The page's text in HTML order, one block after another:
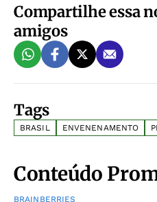
Compartilhe essa
amigos
Tags
BRASIL ENVENENAMENTO